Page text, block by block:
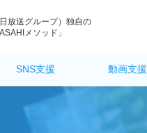
放送グループ）独自の
メソッド」
SNS支援 動画支援